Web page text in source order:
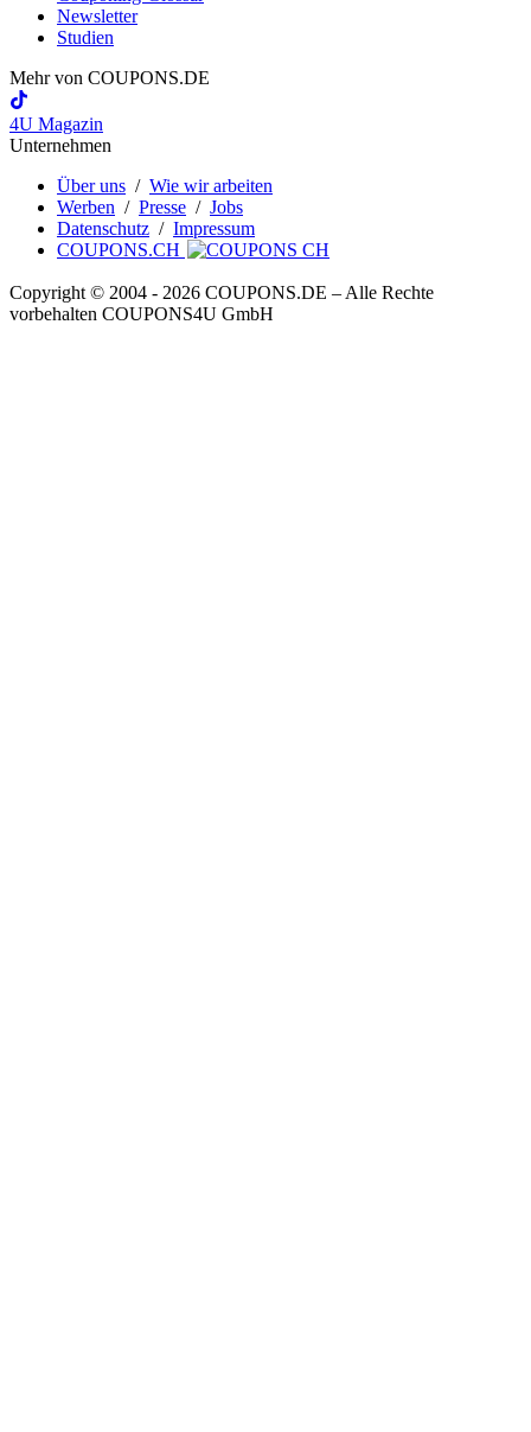
Newsletter
Studien
Mehr von COUPONS.DE
4U Magazin
Unternehmen
Über uns / Wie wir arbeiten
Werben / Presse / Jobs
Datenschutz / Impressum
COUPONS.CH
Copyright © 2004 ‐ 2026 COUPONS.DE – Alle Rechte
vorbehalten COUPONS4U GmbH